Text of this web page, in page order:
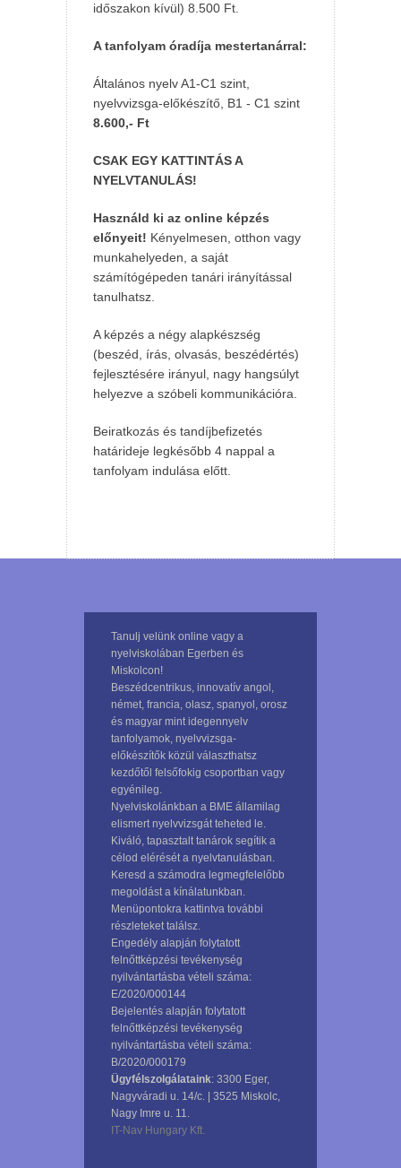
időszakon kívül) 8.500 Ft.
A tanfolyam óradíja mestertanárral:
Általános nyelv A1-C1 szint,
nyelvvizsga-előkészítő, B1 - C1 szint
8.600,- Ft
CSAK EGY KATTINTÁS A
NYELVTANULÁS!
Használd ki az online képzés
előnyeit! Kényelmesen, otthon vagy
munkahelyeden, a saját
számítógépeden tanári irányítással
tanulhatsz.
A képzés a négy alapkészség
(beszéd, írás, olvasás, beszédértés)
fejlesztésére irányul, nagy hangsúlyt
helyezve a szóbeli kommunikációra.
Beiratkozás és tandíjbefizetés
határideje legkésőbb 4 nappal a
tanfolyam indulása előtt.
Tanulj velünk online vagy a
nyelviskolában Egerben és
Miskolcon!
Beszédcentrikus, innovatív angol,
német, francia, olasz, spanyol, orosz
és magyar mint idegennyelv
tanfolyamok, nyelvvizsga-
előkészítők közül választhatsz
kezdőtől felsőfokig csoportban vagy
egyénileg.
Nyelviskolánkban a BME államilag
elismert nyelvvizsgát teheted le.
Kiváló, tapasztalt tanárok segítik a
célod elérését a nyelvtanulásban.
Keresd a számodra legmegfelelőbb
megoldást a kínálatunkban.
Menüpontokra kattintva további
részleteket találsz.
Engedély alapján folytatott
felnőttképzési tevékenység
nyilvántartásba vételi száma:
E/2020/000144
Bejelentés alapján folytatott
felnőttképzési tevékenység
nyilvántartásba vételi száma:
B/2020/000179
Ügyfélszolgálataink: 3300 Eger,
Nagyváradi u. 14/c. | 3525 Miskolc,
Nagy Imre u. 11.
IT-Nav Hungary Kft.